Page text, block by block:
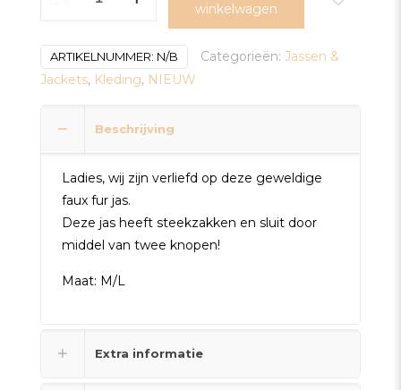
off
white
winkelwagen
ARTIKELNUMMER: N/B Categorieën: Jassen &
Jackets, Kleding, NIEUW
Beschrijving
Ladies, wij zijn verliefd op deze geweldige
faux fur jas.
Deze jas heeft steekzakken en sluit door
middel van twee knopen!
Maat: M/L
Extra informatie